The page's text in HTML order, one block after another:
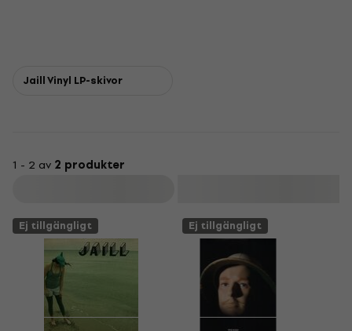
Jaill Vinyl LP-skivor
1 - 2 av 2 produkter
Ej tillgängligt Ej tillgängligt